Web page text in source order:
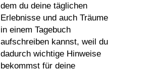
dem du deine täglichen
Erlebnisse und auch Träume
in einem Tagebuch
aufschreiben kannst, weil du
dadurch wichtige Hinweise
bekommst für deine